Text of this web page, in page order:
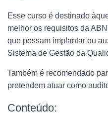
Esse curso é destinado
melhor os requisitos da
que possam implantar ou
Sistema de Gestão da
Também é recomendado
pretendem atuar como
Conteúdo: